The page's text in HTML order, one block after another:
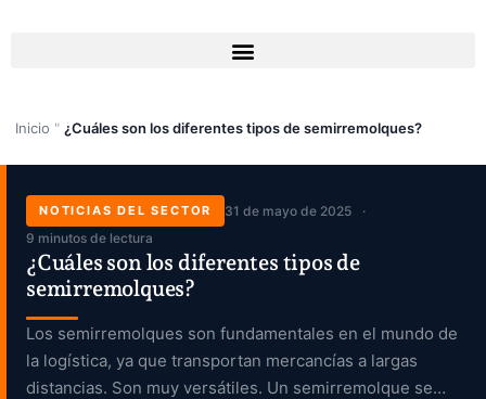
Inicio " ¿Cuáles son los diferentes tipos de semirremolques?
NOTICIAS DEL SECTOR
31 de mayo de 2025
9 minutos de lectura
¿Cuáles son los diferentes tipos de
semirremolques?
Los semirremolques son fundamentales en el mundo de
la logística, ya que transportan mercancías a largas
distancias. Son muy versátiles. Un semirremolque se